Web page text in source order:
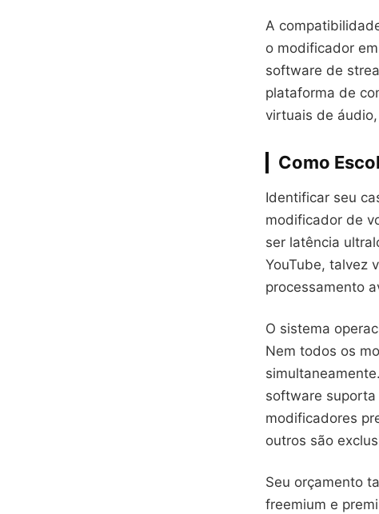
A
o modificador
software de
plataforma de
virtuais de
Como
Identificar seu
modificador de
ser latência
YouTube, talvez
processamento
O sistema
Nem todos os
software suporta
modificadores
outros são
Seu orçamento
freemium e